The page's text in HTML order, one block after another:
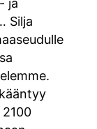
Silja